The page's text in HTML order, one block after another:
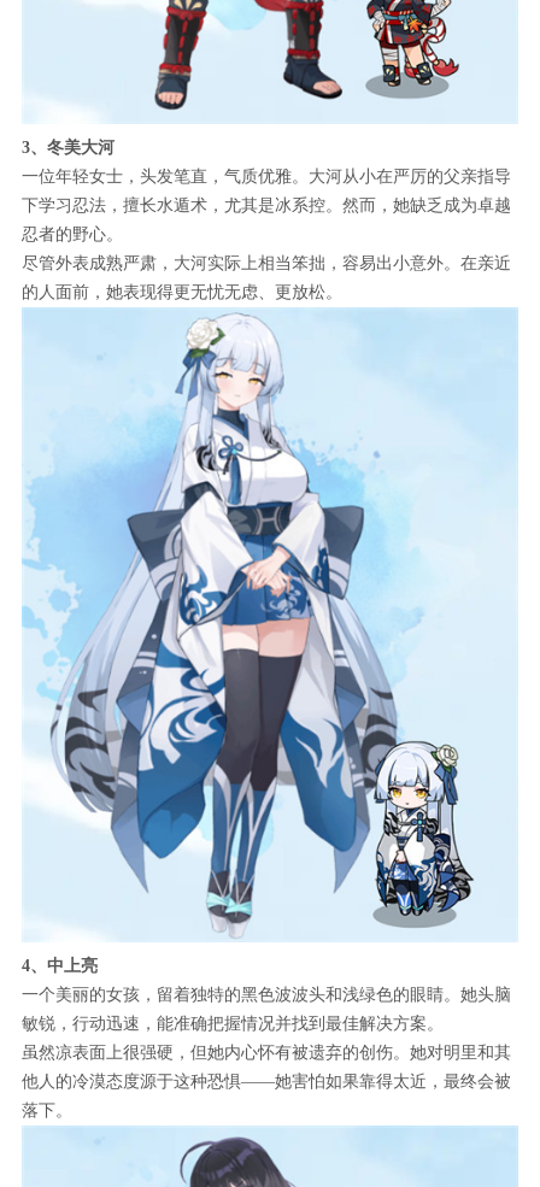
3、冬美大河
一位年轻女士，头发笔直，气质优雅。大河从小在严厉的父亲指导
下学习忍法，擅长水遁术，尤其是冰系控。然而，她缺乏成为卓越
忍者的野心。
尽管外表成熟严肃，大河实际上相当笨拙，容易出小意外。在亲近
的人面前，她表现得更无忧无虑、更放松。
4、中上亮
一个美丽的女孩，留着独特的黑色波波头和浅绿色的眼睛。她头脑
敏锐，行动迅速，能准确把握情况并找到最佳解决方案。
虽然凉表面上很强硬，但她内心怀有被遗弃的创伤。她对明里和其
他人的冷漠态度源于这种恐惧——她害怕如果靠得太近，最终会被
落下。